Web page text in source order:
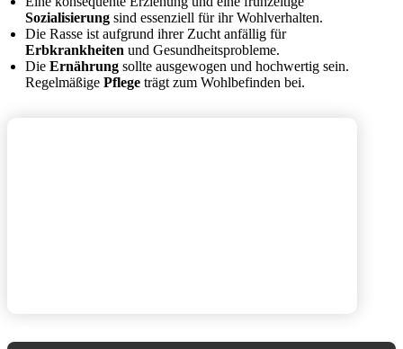
Sozialisierung sind essenziell für ihr Wohlverhalten.
Die Rasse ist aufgrund ihrer Zucht anfällig für
Erbkrankheiten und Gesundheitsprobleme.
Die Ernährung sollte ausgewogen und hochwertig sein.
Regelmäßige Pflege trägt zum Wohlbefinden bei.